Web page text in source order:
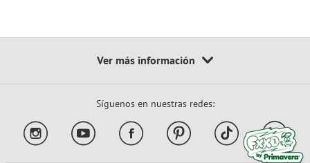
Síguenos en nuestras redes: